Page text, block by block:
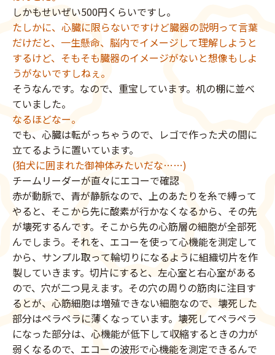
しかもせいぜい500円くらいですし。
たしかに、心臓に限らないですけど臓器の説明って言葉
だけだと、一生懸命、脳内でイメージして理解しようと
するけど、そもそも臓器のイメージがないと想像もしよ
うがないですしねぇ。
そうなんです。なので、重宝しています。机の棚に並べ
ていました。
なるほどなー。
でも、心臓は転がっちゃうので、レゴで作った犬の間に
立てるように置いています。
(狛犬に囲まれた御神体みたいだな……)
チームリーダーが直々にエコーで確認
赤が動脈で、青が静脈なので、上のあたりを糸で縛って
やると、そこから先に酸素が行かなくなるから、その先
が壊死するんです。そこから先の心筋層の細胞が全部死
んでしまう。それを、エコーを使って心機能を測定して
から、サンプル取って輪切りになるように組織切片を作
製していきます。切片にすると、左心室と右心室がある
ので、穴が二つ見えます。その穴の周りの筋肉に注目す
るとが、心筋細胞は増殖できない細胞なので、壊死した
部分はペラペラに薄くなっています。壊死してペラペラ
になった部分は、心機能が低下して収縮するときの力が
弱くなるので、エコーの波形で心機能を測定できるんで